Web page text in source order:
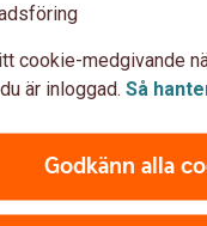
cookie-medgivande
är inloggad. Så
Godkänn alla